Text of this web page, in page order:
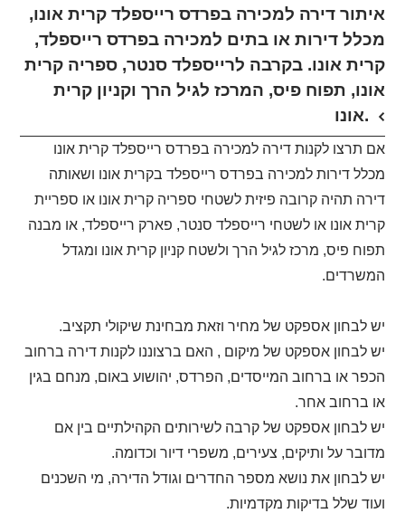
איתור דירה למכירה בפרדס רייספלד קרית אונו,
מכלל דירות או בתים למכירה בפרדס רייספלד,
קרית אונו. בקרבה לרייספלד סנטר, ספריה קרית
אונו, תפוח פיס, המרכז לגיל הרך וקניון קרית
אונו.
אם תרצו לקנות דירה למכירה בפרדס רייספלד קרית אונו
מכלל דירות למכירה בפרדס רייספלד בקרית אונו ושאותה
דירה תהיה קרובה פיזית לשטחי ספריה קרית אונו או ספריית
קרית אונו או לשטחי רייספלד סנטר, פארק רייספלד, או מבנה
תפוח פיס, מרכז לגיל הרך ולשטח קניון קרית אונו ומגדל
המשרדים.
יש לבחון אספקט של מחיר וזאת מבחינת שיקולי תקציב.
יש לבחון אספקט של מיקום , האם ברצוננו לקנות דירה ברחוב
הכפר או ברחוב המייסדים, הפרדס, יהושוע באום, מנחם בגין
או ברחוב אחר.
יש לבחון אספקט של קרבה לשירותים הקהילתיים בין אם
מדובר על ותיקים, צעירים, משפרי דיור וכדומה.
יש לבחון את נושא מספר החדרים וגודל הדירה, מי השכנים
ועוד שלל בדיקות מקדמיות.